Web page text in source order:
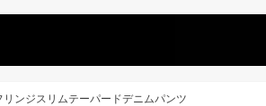
リンジスリムテーパードデニムパンツ